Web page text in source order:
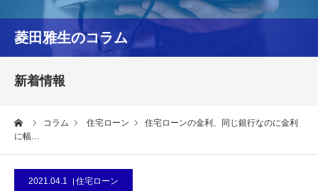
菱田雅生のコラム
新着情報
コラム 住宅ローン
住宅ローンの金利、同じ銀行なのに金利
に幅…
2021.04.1 住宅ローン
コラム